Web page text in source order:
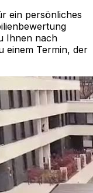
ein persönliches
Ihnen nach
einem Termin, der